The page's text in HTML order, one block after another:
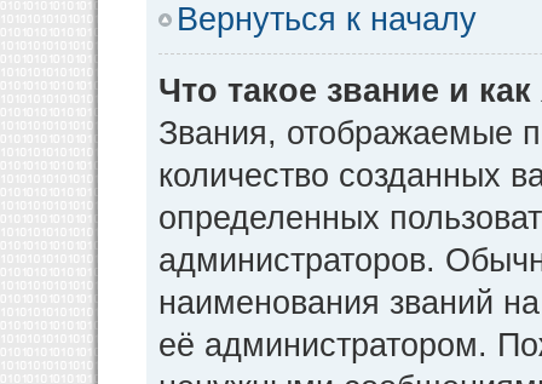
Вернуться к началу
Что такое звание и
Звания, отображаемые
количество созданных
определенных
администраторов.
наименования званий
её администратором.